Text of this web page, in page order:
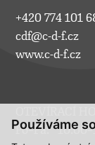
Používáme
+420 774 101
cdf@c-d-f.cz
www.c-d-f.cz
Po–Pá: